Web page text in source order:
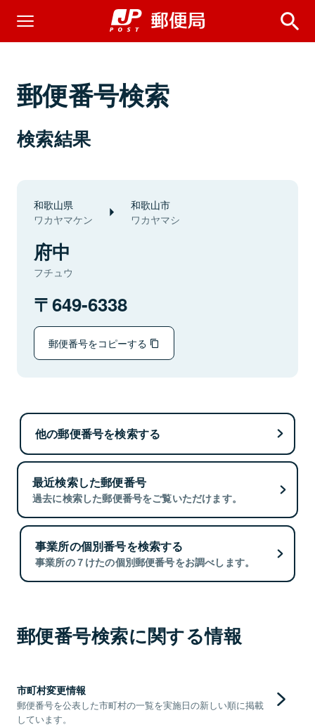
郵便番号検索
検索結果
和歌山県
ワカヤマケン
和歌山市
ワカヤマシ
府中
フチュウ
649-6338
郵便番号をコピーする
他の郵便番号を検索する
最近検索した郵便番号
過去に検索した郵便番号をご覧いただけます。
事業所の個別番号を検索する
事業所の７けたの個別郵便番号をお調べします。
郵便番号検索に関する情報
市町村変更情報
郵便番号を公表した市町村の一覧を実施日の新しい順に掲載
しています。